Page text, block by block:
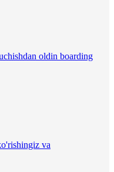
oldin boarding
va